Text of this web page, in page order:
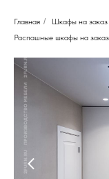
Главная / Шкафы на
Распашные шкафы на заказ